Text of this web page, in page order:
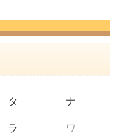
タ ナ
ラ ワ